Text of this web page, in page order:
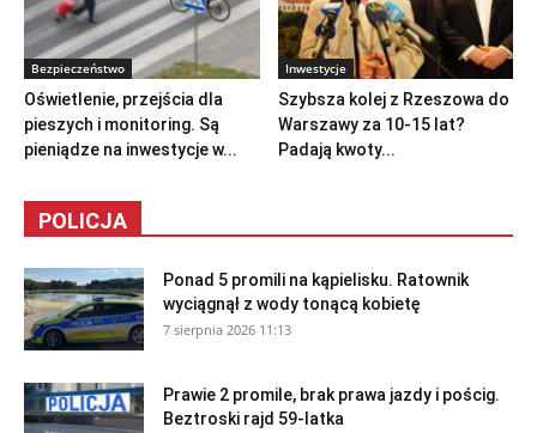
Bezpieczeństwo
Oświetlenie, przejścia dla
pieszych i monitoring. Są
pieniądze na inwestycje w...
Inwestycje
Szybsza kolej z Rzeszowa do
Warszawy za 10-15 lat?
Padają kwoty...
POLICJA
Ponad 5 promili na kąpielisku. Ratownik
wyciągnął z wody tonącą kobietę
7 sierpnia 2026 11:13
Prawie 2 promile, brak prawa jazdy i pościg.
Beztroski rajd 59-latka